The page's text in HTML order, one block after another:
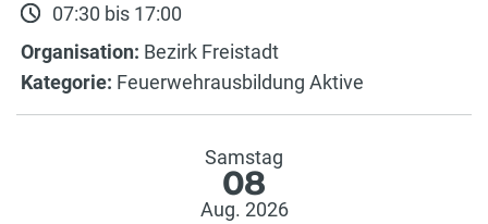
07:30 bis 17:00
Organisation: Bezirk Freistadt
Kategorie: Feuerwehrausbildung Aktive
Samstag
08
Aug. 2026